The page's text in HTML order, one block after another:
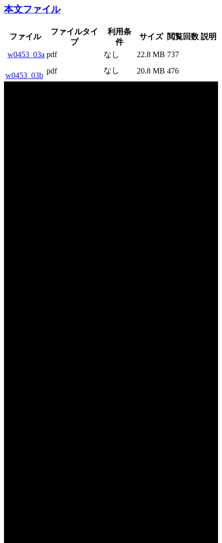
本文ファイル
ファイル
ファイルタイ
プ
利用条
件
サイズ 閲覧回数 説明
w0453_03a pdf なし 22.8 MB 737
w0453_03b
pdf なし 20.8 MB 476